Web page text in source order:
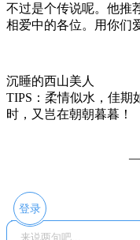
不过是个传说呢。他推
相爱中的各位。用你们
沉睡的西山美人
TIPS：柔情似水，佳期
时，又岂在朝朝暮暮！
登录